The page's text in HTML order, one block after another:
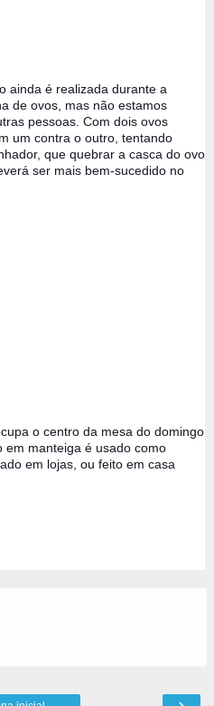
ainda é realizada durante a
de ovos, mas não estamos
pessoas. Com dois ovos
um contra o outro, tentando
que quebrar a casca do ovo
ser mais bem-sucedido no
o centro da mesa do domingo
em manteiga é usado como
em lojas, ou feito em casa